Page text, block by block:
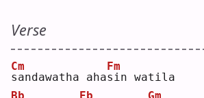
Verse
s
Cm
andawatha ahas
Fm
in watila
Bb
Eb
Gm